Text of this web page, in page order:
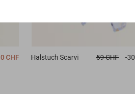
CHF Halstuch Scarvi 59 CHF -